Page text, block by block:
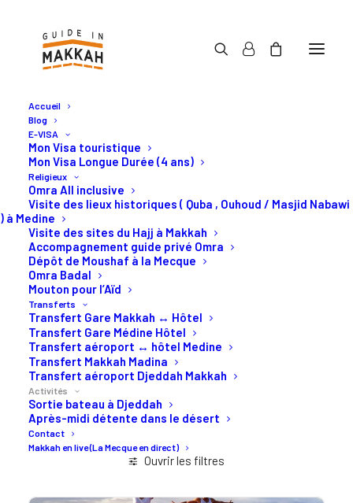
Accueil
Blog
E-VISA
Mon Visa touristique
Mon Visa Longue Durée (4 ans)
Religieux
Omra All inclusive
Visite des lieux historiques ( Quba , Ouhoud / Masjid Nabawi
) à Medine
Visite des sites du Hajj à Makkah
Accompagnement guide privé Omra
Dépôt de Moushaf à la Mecque
Omra Badal
Mouton pour l’Aïd
Transferts
Transfert Gare Makkah ↔ Hôtel
Transfert Gare Médine Hôtel
Transfert aéroport ↔ hôtel Medine
Transfert Makkah Madina
Transfert aéroport Djeddah Makkah
Activités
Sortie bateau à Djeddah
Après-midi détente dans le désert
Contact
Makkah en live (La Mecque en direct)
Activités en Arabie
Saoudite
Les meilleurs activités à
Djeddah et à Makkah.
Ouvrir les filtres